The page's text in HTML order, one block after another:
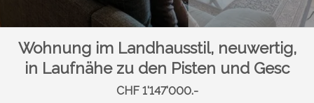
Wohnung im Landhausstil, neuwertig,
in Laufnähe zu den Pisten und Gesc
CHF 1'147'000.-